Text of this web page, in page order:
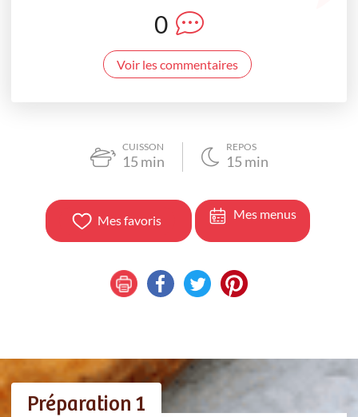
0
Voir les commentaires
CUISSON
15 min
REPOS
15 min
Mes favoris Mes menus
Préparation 1